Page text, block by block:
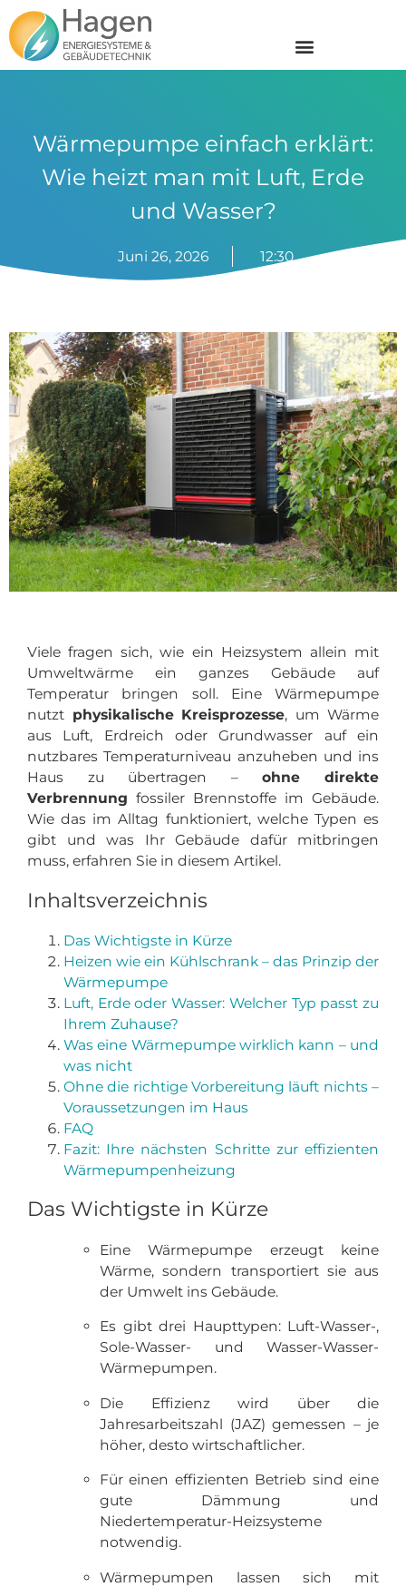
Wärmepumpe einfach erklärt:
Wie heizt man mit Luft, Erde
und Wasser?
Juni 26, 2026 12:30
Viele fragen sich, wie ein Heizsystem allein mit
Umweltwärme ein ganzes Gebäude auf
Temperatur bringen soll. Eine Wärmepumpe
nutzt physikalische Kreisprozesse, um Wärme
aus Luft, Erdreich oder Grundwasser auf ein
nutzbares Temperaturniveau anzuheben und ins
Haus zu übertragen –ohne direkte
Verbrennung fossiler Brennstoffe im Gebäude.
Wie das im Alltag funktioniert, welche Typen es
gibt und was Ihr Gebäude dafür mitbringen
muss, erfahren Sie in diesem Artikel.
Inhaltsverzeichnis
Das Wichtigste in Kürze
Heizen wie ein Kühlschrank – das Prinzip der
Wärmepumpe
Luft, Erde oder Wasser: Welcher Typ passt zu
Ihrem Zuhause?
Was eine Wärmepumpe wirklich kann – und
was nicht
Ohne die richtige Vorbereitung läuft nichts –
Voraussetzungen im Haus
FAQ
Fazit: Ihre nächsten Schritte zur effizienten
Wärmepumpenheizung
Das Wichtigste in Kürze
Eine Wärmepumpe erzeugt keine
Wärme, sondern transportiert sie aus
der Umwelt ins Gebäude.
Es gibt drei Haupttypen: Luft-Wasser-,
Sole-Wasser- und Wasser-Wasser-
Wärmepumpen.
Die Effizienz wird über die
Jahresarbeitszahl (JAZ) gemessen – je
höher, desto wirtschaftlicher.
Für einen effizienten Betrieb sind eine
gute Dämmung und
Niedertemperatur-Heizsysteme
notwendig.
Wärmepumpen lassen sich mit